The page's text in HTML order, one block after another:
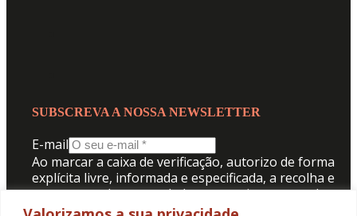
SUBSCREVA A NOSSA NEWSLETTER
E-mail
Ao marcar a caixa de verificação, autorizo de forma
explícita livre, informada e especificada, a recolha e
tratamento dos meus dados pessoais para receber
comunicação da Promotorres: